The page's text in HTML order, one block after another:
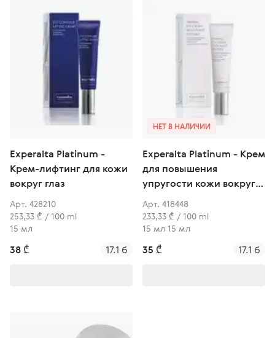
Experalta Platinum -
Крем-лифтинг для кожи
вокруг глаз
Арт. 428210
253,33 ₾ / 100 ml
15 мл
38 ₾ 17.1 б
НЕТ В НАЛИЧИИ
Experalta Platinum - Крем
для повышения
упругости кожи вокруг
глаз
Арт. 418448
233,33 ₾ / 100 ml
15 мл 15 мл
35 ₾ 17.1 б